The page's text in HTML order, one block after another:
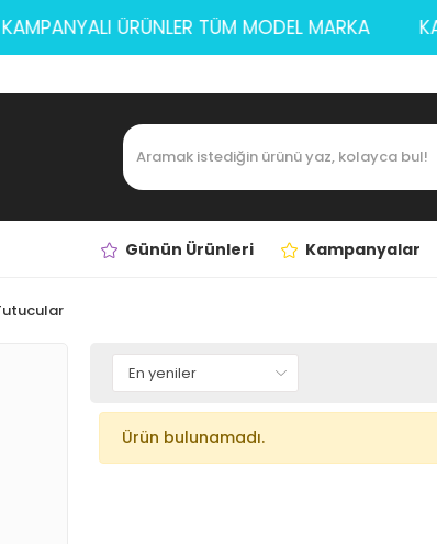
KAMPANYALI ÜRÜNLER TÜM MODEL MARKA
Günün Ürünleri Kampanyalar
Ürün bulunamadı.